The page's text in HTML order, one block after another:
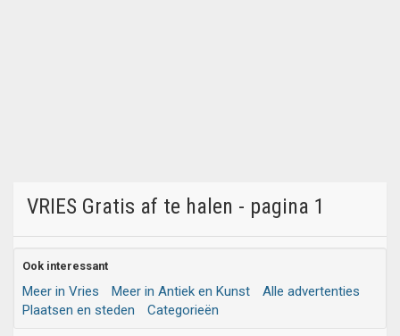
VRIES Gratis af te halen - pagina 1
Ook interessant
Meer in Vries Meer in Antiek en Kunst
Alle advertenties
Plaatsen en steden
Categorieën